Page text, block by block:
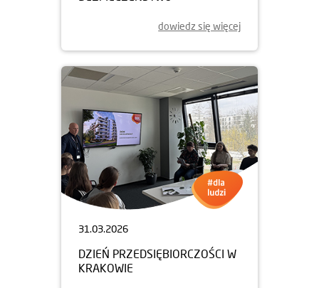
dowiedz się więcej
31.03.2026
DZIEŃ PRZEDSIĘBIORCZOŚCI W
KRAKOWIE